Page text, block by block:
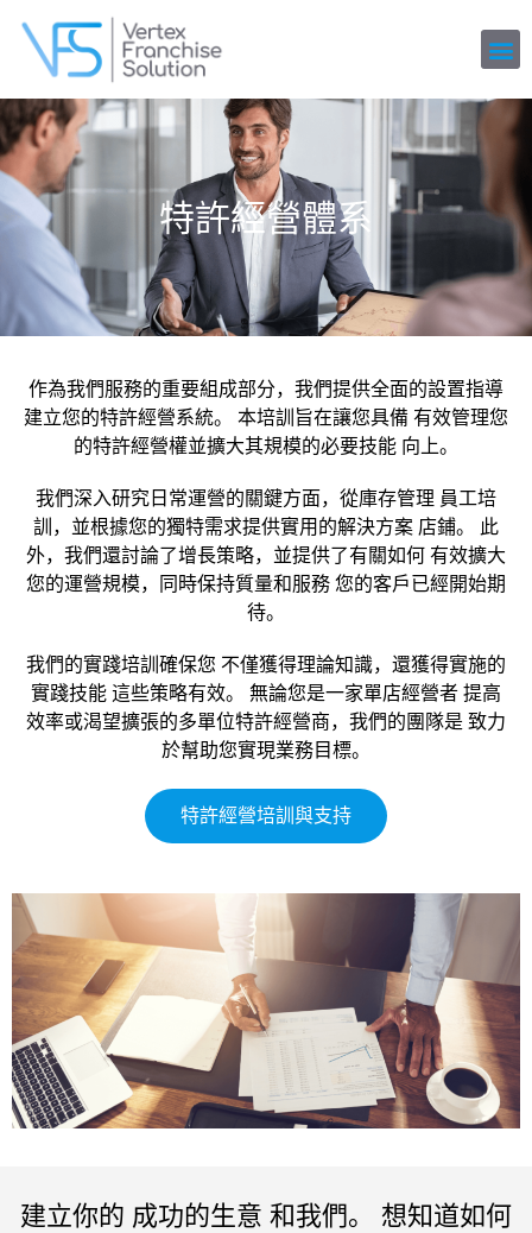
特許經營體系
作為我們服務的重要組成部分，我們提供全面的設置指導
建立您的特許經營系統。 本培訓旨在讓您具備 有效管理您
的特許經營權並擴大其規模的必要技能 向上。
我們深入研究日常運營的關鍵方面，從庫存管理 員工培
訓，並根據您的獨特需求提供實用的解決方案 店鋪。 此
外，我們還討論了增長策略，並提供了有關如何 有效擴大
您的運營規模，同時保持質量和服務 您的客戶已經開始期
待。
我們的實踐培訓確保您 不僅獲得理論知識，還獲得實施的
實踐技能 這些策略有效。 無論您是一家單店經營者 提高
效率或渴望擴張的多單位特許經營商，我們的團隊是 致力
於幫助您實現業務目標。
特許經營培訓與支持
建立你的 成功的生意 和我們。 想知道如何